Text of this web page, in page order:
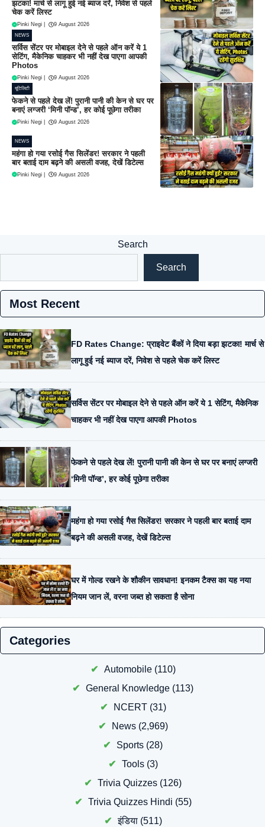
झटका! मार्च से लागू हुई नई ब्याज दरें, निवेश से पहले
चेक करें लिस्ट
Pinki Negi 9 August 2026
NEWS
सर्विस सेंटर पर मोबाइल देने से पहले ऑन करें ये 1
सेटिंग, मैकेनिक चाहकर भी नहीं देख पाएगा आपकी
Photos
Pinki Negi 9 August 2026
यूटिलिटी
फेकने से पहले देख लें! पुरानी पानी की केन से घर पर
बनाएं लग्जरी ‘मिनी पॉन्ड’, हर कोई पूछेगा तरीका
Pinki Negi 9 August 2026
NEWS
महंगा हो गया रसोई गैस सिलेंडर! सरकार ने पहली
बार बताई दाम बढ़ने की असली वजह, देखें डिटेल्स
Pinki Negi 9 August 2026
Search
Search
Most Recent
FD Rates Change: प्राइवेट बैंकों ने दिया बड़ा झटका! मार्च से
लागू हुई नई ब्याज दरें, निवेश से पहले चेक करें लिस्ट
सर्विस सेंटर पर मोबाइल देने से पहले ऑन करें ये 1 सेटिंग, मैकेनिक
चाहकर भी नहीं देख पाएगा आपकी Photos
फेकने से पहले देख लें! पुरानी पानी की केन से घर पर बनाएं लग्जरी
‘मिनी पॉन्ड’, हर कोई पूछेगा तरीका
महंगा हो गया रसोई गैस सिलेंडर! सरकार ने पहली बार बताई दाम
बढ़ने की असली वजह, देखें डिटेल्स
घर में गोल्ड रखने के शौकीन सावधान! इनकम टैक्स का यह नया
नियम जान लें, वरना जब्त हो सकता है सोना
Categories
Automobile(110)
General Knowledge (113)
NCERT(31)
News(2,969)
Sports (28)
Tools(3)
Trivia Quizzes (126)
Trivia Quizzes Hindi (55)
इंडिया(511)